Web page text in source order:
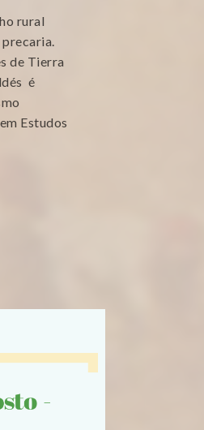
rural
de Tierra
é
Estudos